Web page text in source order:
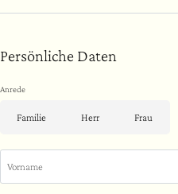
Persönliche Daten
Anrede
Familie Herr Frau
Vorname